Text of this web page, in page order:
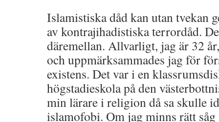
Islamistiska dåd kan utan tvekan
av kontrajihadistiska terrordåd.
däremellan. Allvarligt, jag är 32
och uppmärksammades jag för
existens. Det var i en
högstadieskola på den
min lärare i religion då sa skulle
islamofobi. Om jag minns rätt